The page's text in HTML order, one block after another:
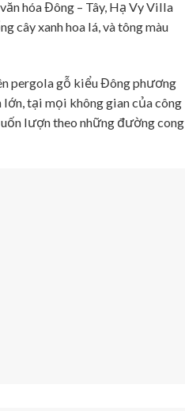
hóa Đông – Tây, Hạ Vy Villa
cây xanh hoa lá, và tông màu
pergola gỗ kiểu Đông phương
tại mọi không gian của công
lượn theo những đường cong